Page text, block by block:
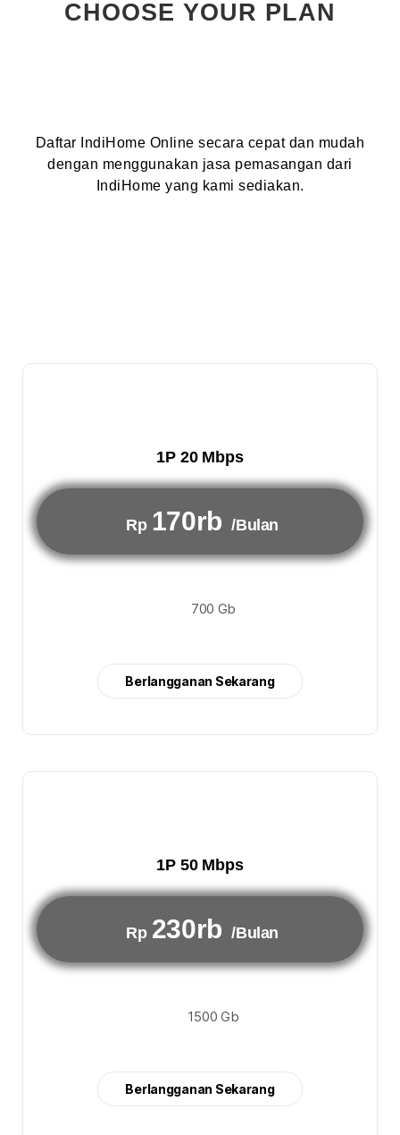
CHOOSE YOUR PLAN
Daftar IndiHome Online secara cepat dan mudah
dengan menggunakan jasa pemasangan dari
IndiHome yang kami sediakan.
1P 20 Mbps
Rp 170rb /Bulan
700 Gb
Berlangganan Sekarang
1P 50 Mbps
Rp 230rb /Bulan
1500 Gb
Berlangganan Sekarang